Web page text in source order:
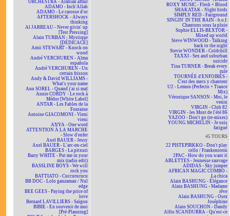
ORCHESTRA - Arabian affair
ADAMO - Inch'Allah
ADAMO - Le carosse d'or
AFTERSHOCK - Always
thinking
Al JARREAU - Never givin' up
[Test Pressing]
Alain TURBAN - Mystique
[DÉDICACÉ]
Amii STEWART - Knock on
wood
André VERCHUREN - Alma
española
André VERCHUREN - Un
certain frisson
Andy & David WILLIAMS -
What's your name
Ann SOREL - Quand j'ai si mal
Annie CORDY - Le rock à
Médor [White Label]
ANTAR - Les Fables de la
Fontaine
Antoine GIACOMONI - Vieni
vieni
ANYA - One word
ATTENTION À LA MARCHE
- Slow d'enfer
Axel BAUER - Jessy
Axel BAUER - L'arc-en-ciel
BARGES - La pitxuri
Barry WHITE - Put me in your
mix (radio edit)
BASSLINE BOYS - We will
rock you
BATTIATO - Cuccurucucu
BB DOC - Lolo ganzaman / Nul
edge
BEE GEES - Paying the price of
love
Bernard LAVILLIERS - Saïgon
BIBIE - En souvenir de moi
[Pré-Planning]
ROXY MUSIC - Flesh + Blood
SHAKATAK - Night birds
SIMPLY RED - Fairground
SINGIN' IN THE RAIN - b.o.f.
Chantons sous la pluie
Sophie ELLIS-BEXTOR -
Mixed up world
Steve WINWOOD - Talking
back to the night
Stevie WONDER - Coldchill
TAXXI - Sex and suburban
suicide
Tina TURNER - Break every
rule
TOURNÉE d'ENFOIRÉS -
C'est des mecs y chantent
U2 - Lemon (Perfecto + Trance
Mix)
Véronique SANSON - Moi, le
venin
VIRGIN - Club 82
VIRGIN - les Must de l'été 86
YAZOO - Don't go (re-mixes)
YOUNG MICHELIN - Je suis
fatigué
45 TOURS
22 PISTEPIRKKO - Don't play
cello / Frankenstein
2PAC - How do you want it
ABLETTES - Jeunesse sauvage
ADIDAS - Sky jumper
AFRICAN MAGIC COMBO -
La chica
Alain BASHUNG - Élégance
Alain BASHUNG - Madame
rêve
Alain BASHUNG - Osez
Joséphine
Alain SOUCHON - Dandy
Alfio SCANDURRA - Qu'est-ce